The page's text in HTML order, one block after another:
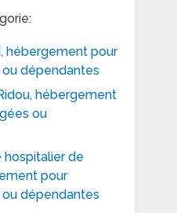
hébergement pour
dépendantes
hébergement
ou
hospitalier de
pour
dépendantes